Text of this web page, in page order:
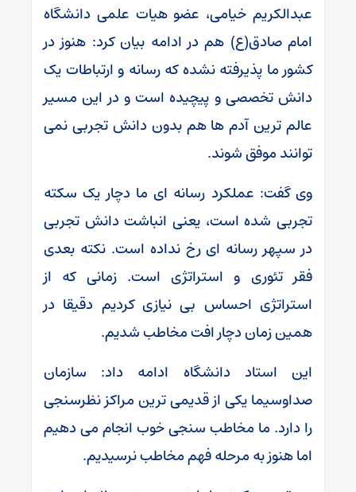
عبدالکریم خیامی، عضو هیات علمی دانشگاه
امام صادق(ع) هم در ادامه بیان کرد: هنوز در
کشور ما پذیرفته نشده که رسانه و ارتباطات یک
دانش تخصصی و پیچیده است و در این مسیر
عالم ترین آدم ها هم بدون دانش تجربی نمی
توانند موفق شوند.
وی گفت: عملکرد رسانه ای ما دچار یک سکته
تجربی شده است، یعنی انباشت دانش تجربی
در سپهر رسانه ای رخ نداده است. نکته بعدی
فقر تئوری و استراتژی است. زمانی که از
استراتژی احساس بی نیازی کردیم دقیقا در
همین زمان دچار افت مخاطب شدیم.
این استاد دانشگاه ادامه داد: سازمان
صداوسیما یکی از قدیمی ترین مراکز نظرسنجی
را دارد. ما مخاطب سنجی خوب انجام می دهیم
اما هنوز به مرحله فهم مخاطب نرسیدیم.